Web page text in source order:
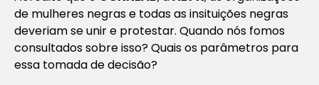
de mulheres negras e todas as insituições negras
deveriam se unir e protestar. Quando nós fomos
consultados sobre isso? Quais os parâmetros para
essa tomada de decisão?